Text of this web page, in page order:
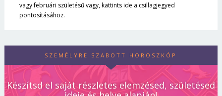
vagy februári születésű vagy, kattints ide a csillagjegyed
pontosításához.
SZEMÉLYRE SZABOTT HOROSZKÓP
Készítsd el saját részletes elemzésed, születésed